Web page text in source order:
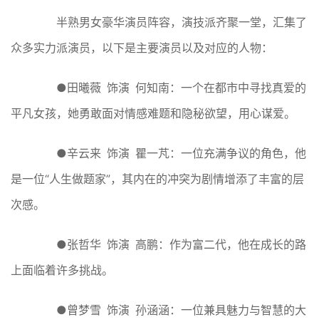
半熟男女豪华演员阵容，演技派齐聚一堂，汇集了
众多实力派演员，以下是主要演员以及对应的人物：
●田曦薇 饰演 何知南：一个在都市中寻找真爱的
平凡女孩，她勇敢面对情感难题和隐秘欲望，用心谋爱。
●辛云来 饰演 瞿一芃：一位充满争议的角色，他
是一位“人生做题家”，其内在的冲突为剧情增添了丰富的层
次感。
●张哲华 饰演 高鹏：作为富二代，他在成长的路
上面临着许多挑战。
●曾梦雪 饰演 孙涵涵：一位兼具魅力与智慧的大